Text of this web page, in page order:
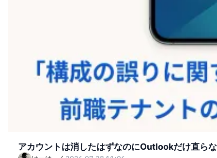
アカウントは消したはずなのにOutlookだけ直ら